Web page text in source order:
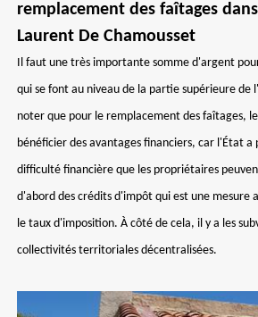
remplacement des faîtages
Laurent De Chamousset
Il faut une très importante somme d'argent
qui se font au niveau de la partie supérieure
noter que pour le remplacement des faîtages,
bénéficier des avantages financiers, car l'État a
difficulté financière que les propriétaires
d'abord des crédits d'impôt qui est une mesure
le taux d'imposition. À côté de cela, il y a les
collectivités territoriales décentralisées.